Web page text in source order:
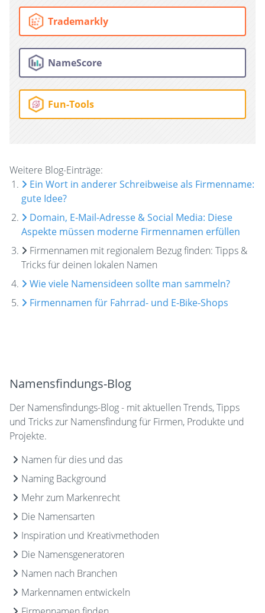
Trademarkly
NameScore
Fun-Tools
Weitere Blog-Einträge:
Ein Wort in anderer Schreibweise als Firmenname:
gute Idee?
Domain, E-Mail-Adresse & Social Media: Diese
Aspekte müssen moderne Firmennamen erfüllen
Firmennamen mit regionalem Bezug finden: Tipps &
Tricks für deinen lokalen Namen
Wie viele Namensideen sollte man sammeln?
Firmennamen für Fahrrad- und E-Bike-Shops
Namensfindungs-Blog
Der Namensfindungs-Blog - mit aktuellen Trends, Tipps
und Tricks zur Namensfindung für Firmen, Produkte und
Projekte.
Namen für dies und das
Naming Background
Mehr zum Markenrecht
Die Namensarten
Inspiration und Kreativmethoden
Die Namensgeneratoren
Namen nach Branchen
Markennamen entwickeln